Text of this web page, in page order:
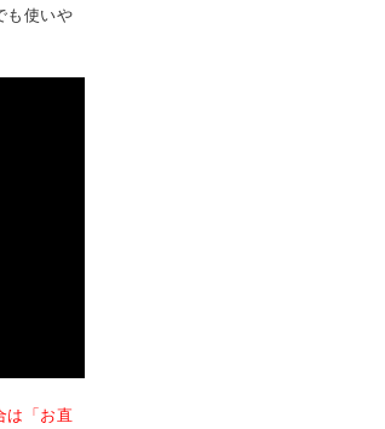
も使いや
は「お直